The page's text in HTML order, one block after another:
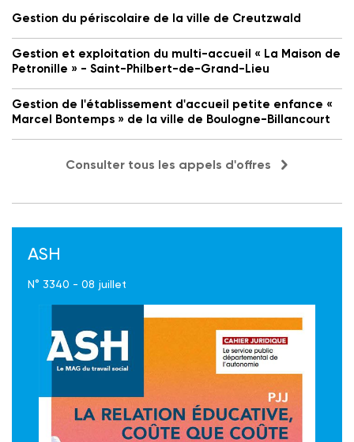
Gestion du périscolaire de la ville de Creutzwald
Gestion et exploitation du multi-accueil « La Maison de
Petronille » - Saint-Philbert-de-Grand-Lieu
Gestion de l'établissement d'accueil petite enfance «
Marcel Bontemps » de la ville de Boulogne-Billancourt
Consulter tous les appels d'offres
ASH
N° 3340 - 08 juillet